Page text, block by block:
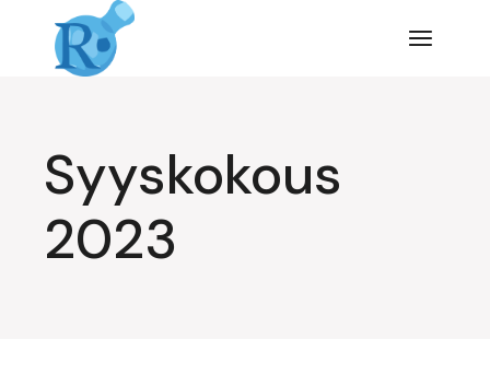
suoraan
sisältöön
Syyskokous
2023